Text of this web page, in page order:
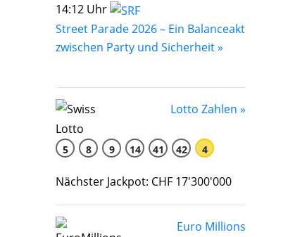
14:12 Uhr
Street Parade 2026 – Ein Balanceakt
zwischen Party und Sicherheit »
Lotto Zahlen »
5 8 9 14 41 42 4
Nächster Jackpot: CHF 17'300'000
Euro Millions